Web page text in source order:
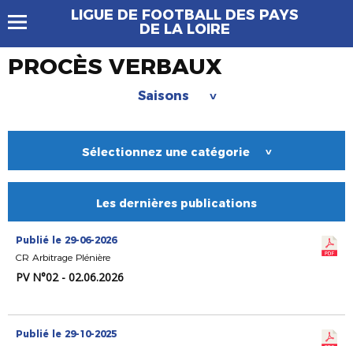
LIGUE DE FOOTBALL DES PAYS
DE LA LOIRE
PROCÈS VERBAUX
Saisons >
Sélectionnez une catégorie >
Les dernières publications
Publié le 29-06-2026
CR Arbitrage Plénière
PV N°02 - 02.06.2026
Publié le 29-10-2025